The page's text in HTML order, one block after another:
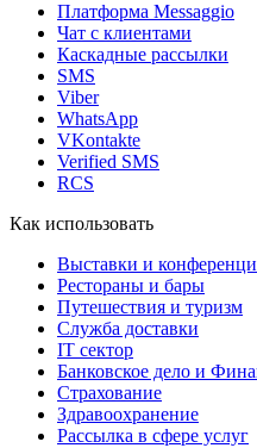
Платформа Messaggio
Чат с клиентами
Каскадные рассылки
SMS
Viber
WhatsApp
VKontakte
Verified SMS
RCS
Как использовать
Выставки и
Рестораны и бары
Путешествия и туризм
Служба доставки
IT сектор
Банковское дело и
Страхование
Здравоохранение
Рассылка в сфере услуг